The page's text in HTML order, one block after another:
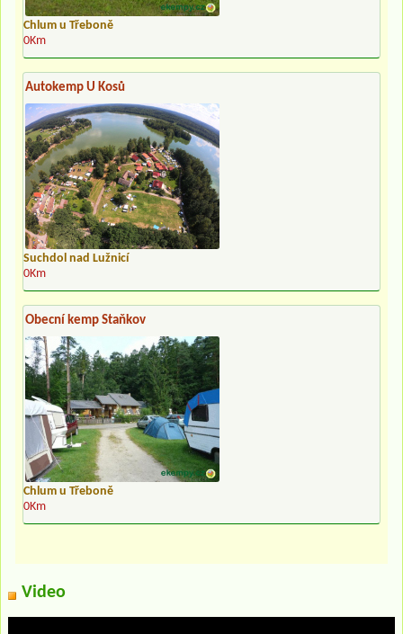
Chlum u Třeboně
0Km
Autokemp U Kosů
Suchdol nad Lužnicí
0Km
Obecní kemp Staňkov
Chlum u Třeboně
0Km
Video